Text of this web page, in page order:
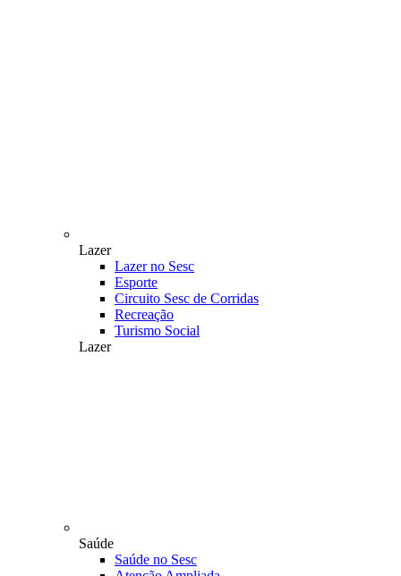
Lazer
Lazer no Sesc
Esporte
Circuito Sesc de Corridas
Recreação
Turismo Social
Lazer
Saúde
Saúde no Sesc